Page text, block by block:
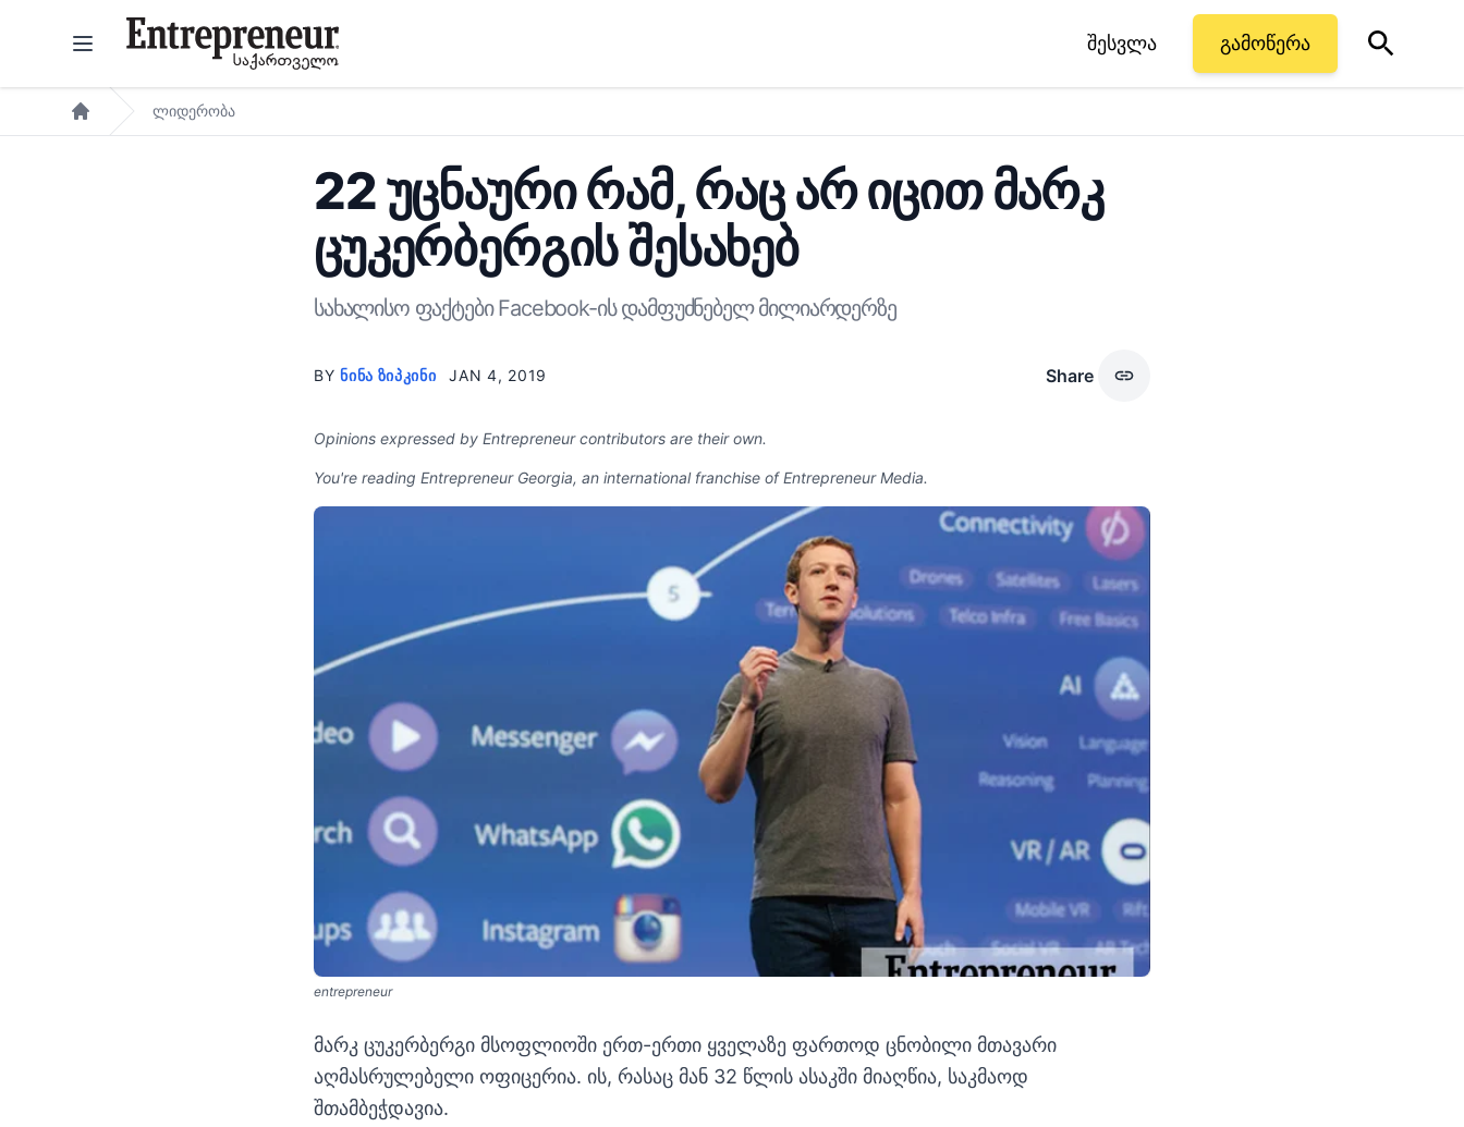
Skip to content
შესვლა გამოწერა
Home
ლიდერობა
22 უცნაური რამ, რაც არ იცით მარკ
ცუკერბერგის შესახებ
სახალისო ფაქტები Facebook-ის დამფუძნებელ მილიარდერზე
BYᲜᲘᲜᲐ ᲖᲘᲞᲙᲘᲜᲘ JAN 4, 2019 Share
Opinions expressed by Entrepreneur contributors are their own.
You're reading Entrepreneur Georgia, an international franchise of Entrepreneur Media.
entrepreneur
მარკ ცუკერბერგი მსოფლიოში ერთ-ერთი ყველაზე ფართოდ ცნობილი მთავარი
აღმასრულებელი ოფიცერია. ის, რასაც მან 32 წლის ასაკში მიაღწია, საკმაოდ
შთამბეჭდავია.